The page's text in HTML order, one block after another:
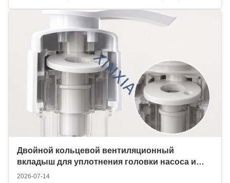
подушечек, подушечек для ухода за лицом и других
предварительно насыщенных косметических продуктов,
популярных на ...
Двойной кольцевой вентиляционный
вкладыш для уплотнения головки насоса и
сброса давления
2026-07-14